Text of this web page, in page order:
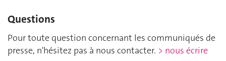
Questions
Pour toute question concernant les communiqués de
presse, n'hésitez pas à nous contacter. > nous écrire